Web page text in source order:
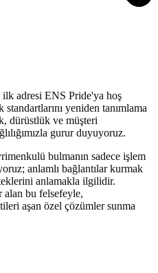
ilk adresi ENS Pride'ya hoş
yeniden tanımlama
dürüstlük ve müşteri
gurur duyuyoruz.
bulmanın sadece işlem
anlamlı bağlantılar kurmak
anlamakla ilgilidir.
alan bu felsefeyle,
aşan özel çözümler sunma